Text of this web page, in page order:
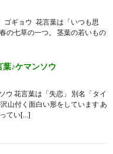
ゴギョウ 花言葉は「いつも思
の七草の一つ。 茎葉の若いもの
♪ケマンソウ
ウ 花言葉は「失恋」 別名「タイ
山付く面白い形をしています あ
てい[…]